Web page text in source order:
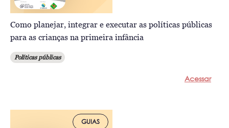
Como planejar, integrar e executar as políticas públicas
para as crianças na primeira infância
Políticas públicas
Acessar
GUIAS